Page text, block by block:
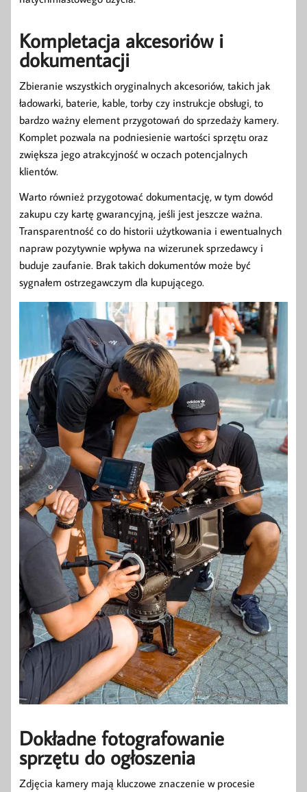
Kompletacja akcesoriów i
dokumentacji
Zbieranie wszystkich oryginalnych akcesoriów, takich jak
ładowarki, baterie, kable, torby czy instrukcje obsługi, to
bardzo ważny element przygotowań do sprzedaży kamery.
Komplet pozwala na podniesienie wartości sprzętu oraz
zwiększa jego atrakcyjność w oczach potencjalnych
klientów.
Warto również przygotować dokumentację, w tym dowód
zakupu czy kartę gwarancyjną, jeśli jest jeszcze ważna.
Transparentność co do historii użytkowania i ewentualnych
napraw pozytywnie wpływa na wizerunek sprzedawcy i
buduje zaufanie. Brak takich dokumentów może być
sygnałem ostrzegawczym dla kupującego.
Dokładne fotografowanie
sprzętu do ogłoszenia
Zdjęcia kamery mają kluczowe znaczenie w procesie